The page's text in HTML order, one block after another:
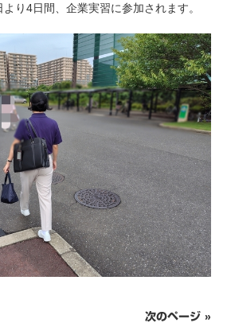
り4日間、企業実習に参加されます。
次のページ »